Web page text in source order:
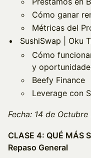
Cómo ganar
Métricas del
SushiSwap | Oku
Cómo
y
Beefy Finance
Leverage con
Fecha: 14 de
CLASE 4: QUÉ MÁS
Repaso General